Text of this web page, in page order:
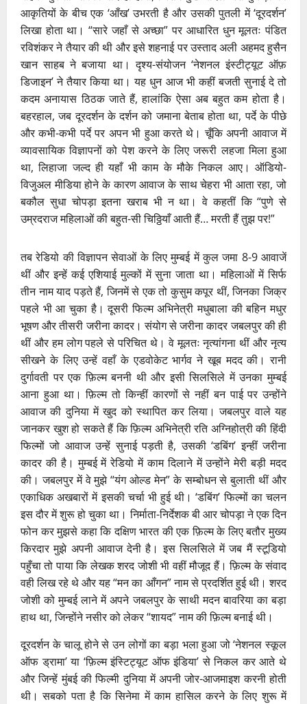
आकृतियों के बीच एक ‘आँख’ उभरती है और उसकी पुतली में ‘दूरदर्शन’
लिखा होता था। “सारे जहाँ से अच्छा” पर आधारित धुन मूलतः पंडित
रविशंकर ने तैयार की थी और इसे शहनाई पर उस्ताद अली अहमद हुसैन
खान साहब ने बजाया था। दृश्य-संयोजन ‘नेशनल इंस्टीट्यूट ऑफ़
डिजाइन’ ने तैयार किया था। यह धुन आज भी कहीं बजती सुनाई दे तो
कदम अनायास ठिठक जाते हैं, हालांकि ऐसा अब बहुत कम होता है।
बहरहाल, जब दूरदर्शन के दर्शन को जमाना बेताब होता था, पर्दे के पीछे
और कभी-कभी पर्दे पर अपन भी हुआ करते थे। चूँकि अपनी आवाज में
व्यावसायिक विज्ञापनों को पेश करने के लिए जरूरी लहजा मिला हुआ
था, लिहाजा जल्द ही यहाँ भी काम के मौके निकल आए। ऑडियो-
विजुअल मीडिया होने के कारण आवाज के साथ चेहरा भी आता रहा, जो
बकौल सुधा चोपड़ा इतना खराब भी न था। वे कहतीं कि “पुणे से
उम्रदराज महिलाओं की बहुत-सी चिठ्ठियाँ आती हैं… मरती हैं तुझ पर!”
तब रेडियो की विज्ञापन सेवाओं के लिए मुम्बई में कुल जमा 8-9 आवाजें
थीं और इन्हें कई एशियाई मुल्कों में सुना जाता था। महिलाओं में सिर्फ
तीन नाम याद पड़ते हैं, जिनमें से एक तो कुसुम कपूर थीं, जिनका जिक्र
पहले भी आ चुका है। दूसरी फिल्म अभिनेत्री मधुबाला की बहिन मधुर
भूषण और तीसरी जरीना कादर। संयोग से जरीना कादर जबलपुर की ही
थीं और हम लोग पहले से परिचित थे। वे मूलतः नृत्यांगना थीं और नृत्य
सीखने के लिए उन्हें वहाँ के एडवोकेट भार्गव ने खूब मदद की। रानी
दुर्गावती पर एक फ़िल्म बननी थी और इसी सिलसिले में उनका मुम्बई
आना हुआ था। फ़िल्म तो किन्हीं कारणों से नहीं बन पाई पर उन्होंने
आवाज की दुनिया में खुद को स्थापित कर लिया। जबलपुर वाले यह
जानकर खुश हो सकते हैं कि फ़िल्म अभिनेत्री रति अग्निहोत्री की हिंदी
फिल्मों जो आवाज उन्हें सुनाई पड़ती है, उसकी ‘डबिंग’ इन्हीं जरीना
कादर की है। मुम्बई में रेडियो में काम दिलाने में उन्होंने मेरी बड़ी मदद
की। जबलपुर में वे मुझे “यंग ओल्ड मेन” के सम्बोधन से बुलाती थीं और
एकाधिक अखबारों में इसकी चर्चा भी हुई थी। ‘डबिंग’ फिल्मों का चलन
इस दौर में शुरू हो चुका था। निर्माता-निर्देशक बी आर चोपड़ा ने एक दिन
फोन कर मुझसे कहा कि दक्षिण भारत की एक फ़िल्म के लिए बतौर मुख्य
किरदार मुझे अपनी आवाज देनी है। इस सिलसिले में जब मैं स्टूडियो
पहुँचा तो पाया कि लेखक शरद जोशी भी वहीं मौजूद हैं। फ़िल्म के संवाद
वही लिख रहे थे और यह “मन का आँगन” नाम से प्रदर्शित हुई थी। शरद
जोशी को मुम्बई लाने में अपने जबलपुर के साथी मदन बावरिया का बड़ा
हाथ था, जिन्होंने नसीर को लेकर “शायद” नाम की फ़िल्म बनाई थी।
दूरदर्शन के चालू होने से उन लोगों का बड़ा भला हुआ जो ‘नेशनल स्कूल
ऑफ ड्रामा’ या ‘फ़िल्म इंस्टिट्यूट ऑफ इंडिया’ से निकल कर आते थे
और जिन्हें मुंबई की फिल्मी दुनिया में अपनी जोर-आजमाइश करनी होती
थी। सबको पता है कि सिनेमा में काम हासिल करने के लिए शुरू में